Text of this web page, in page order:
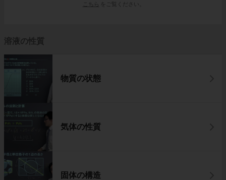
こちら
をご覧ください。
溶液の性質
物質の状態
気体の性質
固体の構造